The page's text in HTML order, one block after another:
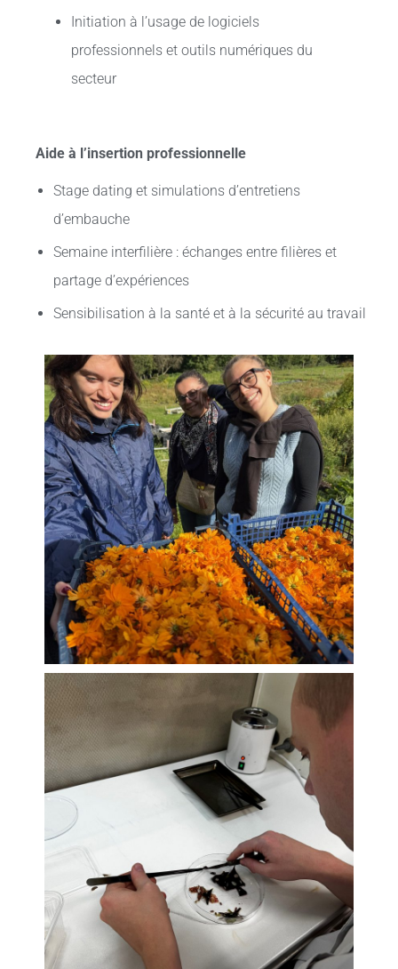
Initiation à l’usage de logiciels
professionnels et outils numériques du
secteur
Aide à l’insertion professionnelle
Stage dating et simulations d’entretiens
d’embauche
Semaine interfilière : échanges entre filières et
partage d’expériences
Sensibilisation à la santé et à la sécurité au travail